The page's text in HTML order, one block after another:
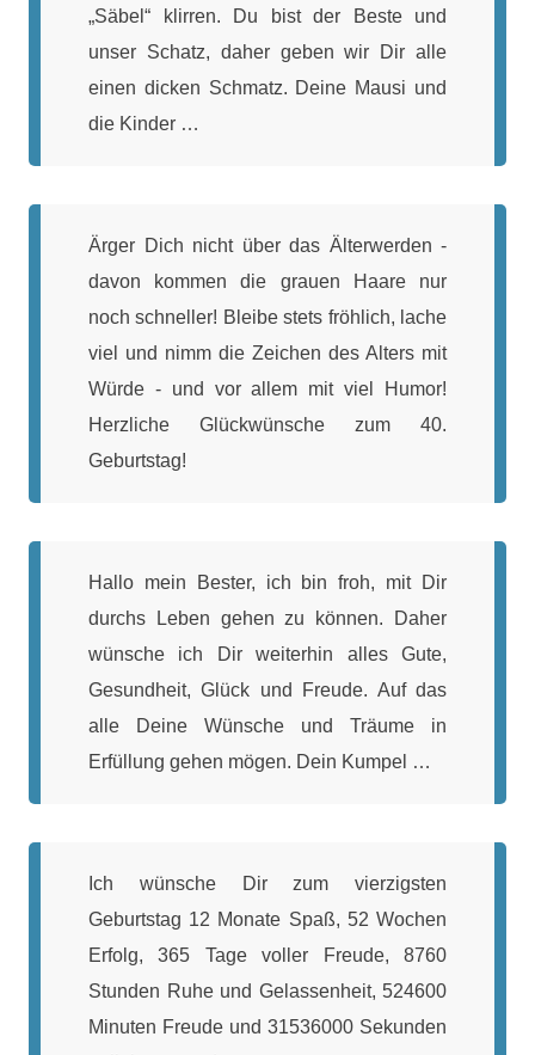
„Säbel“ klirren. Du bist der Beste und
unser Schatz, daher geben wir Dir alle
einen dicken Schmatz. Deine Mausi und
die Kinder …
Ärger Dich nicht über das Älterwerden -
davon kommen die grauen Haare nur
noch schneller! Bleibe stets fröhlich, lache
viel und nimm die Zeichen des Alters mit
Würde - und vor allem mit viel Humor!
Herzliche Glückwünsche zum 40.
Geburtstag!
Hallo mein Bester, ich bin froh, mit Dir
durchs Leben gehen zu können. Daher
wünsche ich Dir weiterhin alles Gute,
Gesundheit, Glück und Freude. Auf das
alle Deine Wünsche und Träume in
Erfüllung gehen mögen. Dein Kumpel …
Ich wünsche Dir zum vierzigsten
Geburtstag 12 Monate Spaß, 52 Wochen
Erfolg, 365 Tage voller Freude, 8760
Stunden Ruhe und Gelassenheit, 524600
Minuten Freude und 31536000 Sekunden